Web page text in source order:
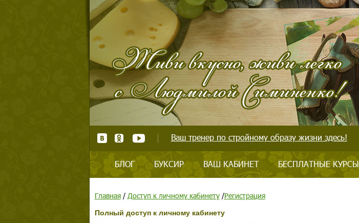
Ваш тренер по стройному образу жизни здесь!
БЛОГ БУКСИР ВАШ КАБИНЕТ БЕСПЛАТНЫЕ КУРСЫ
Главная/ Доступ к личному кабинету/Регистрация
Полный доступ к личному кабинету